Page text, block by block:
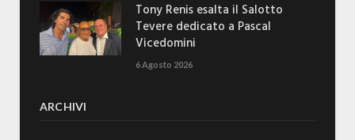
Tony Renis esalta il Salotto
Tevere dedicato a Pascal
Vicedomini
6 Agosto 2026
ARCHIVI